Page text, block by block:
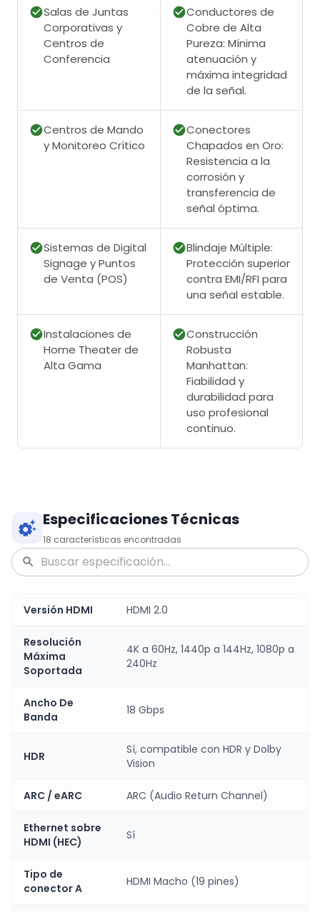
Salas de Juntas
Corporativas y
Centros de
Conferencia
Conductores de
Cobre de Alta
Pureza: Mínima
atenuación y
máxima integridad
de la señal.
Centros de Mando
y Monitoreo Crítico
Conectores
Chapados en Oro:
Resistencia a la
corrosión y
transferencia de
señal óptima.
Sistemas de Digital
Signage y Puntos
de Venta (POS)
Blindaje Múltiple:
Protección superior
contra EMI/RFI para
una señal estable.
Instalaciones de
Home Theater de
Alta Gama
Construcción
Robusta
Manhattan:
Fiabilidad y
durabilidad para
uso profesional
continuo.
Especificaciones Técnicas
18 características encontradas
Versión HDMI HDMI 2.0
Resolución
Máxima
Soportada
4K a 60Hz, 1440p a 144Hz, 1080p a
240Hz
Ancho De
Banda
18 Gbps
HDR
Sí, compatible con HDR y Dolby
Vision
ARC / eARC ARC (Audio Return Channel)
Ethernet sobre
HDMI (HEC)
Sí
Tipo de
conector A
HDMI Macho (19 pines)